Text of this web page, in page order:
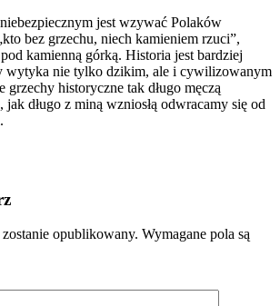
jest wzywać Polaków
bez grzechu, niech kamieniem rzuci”,
kamienną górką. Historia jest bardziej
wytyka nie tylko dzikim, ale i cywilizowanym
grzechy historyczne tak długo męczą
jak długo z miną wzniosłą odwracamy się od
opublikowany. Wymagane pola są